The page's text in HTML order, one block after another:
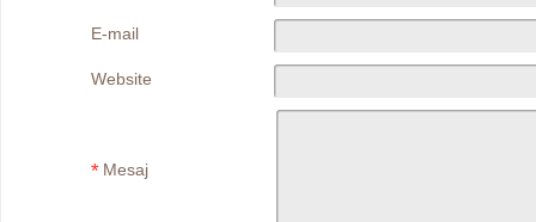
E-mail
Website
* Mesaj